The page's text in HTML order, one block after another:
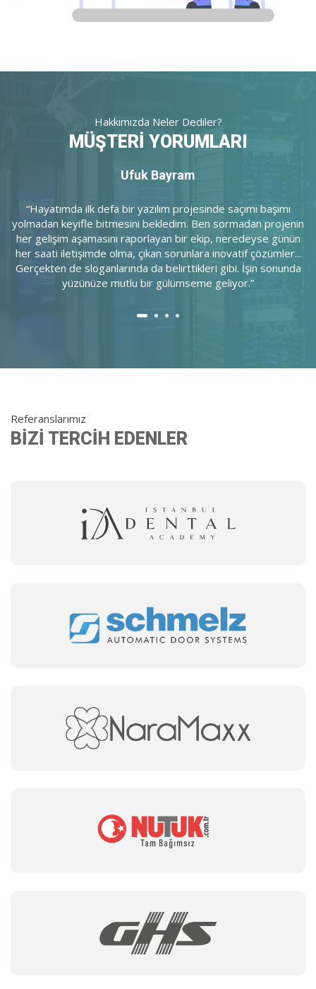
Hakkımızda Neler Dediler?
MÜŞTERİ YORUMLARI
Ufuk Bayram
“Hayatımda ilk defa bir yazılım projesinde saçımı başımı
yolmadan keyifle bitmesini bekledim. Ben sormadan projenin
her gelişim aşamasını raporlayan bir ekip, neredeyse günün
her saati iletişimde olma, çıkan sorunlara inovatif çözümler...
Gerçekten de sloganlarında da belirttikleri gibi. İşin sonunda
yüzünüze mutlu bir gülümseme geliyor.”
Referanslarımız
BİZİ TERCİH EDENLER